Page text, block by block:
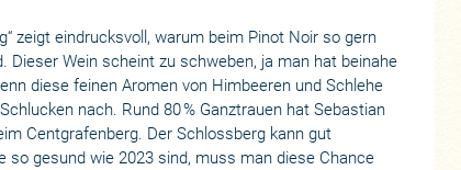
zeigt eindrucksvoll, warum beim Pinot Noir so gern
Wein scheint zu schweben, ja man hat beinahe
diese feinen Aromen von Himbeeren und Schlehe
nach. Rund 80 % Ganztrauen hat Sebastian
Centgrafenberg. Der Schlossberg kann gut
so gesund wie 2023 sind, muss man diese Chance